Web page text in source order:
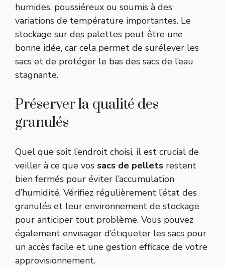
humides, poussiéreux ou soumis à des
variations de température importantes. Le
stockage sur des palettes peut être une
bonne idée, car cela permet de surélever les
sacs et de protéger le bas des sacs de l’eau
stagnante.
Préserver la qualité des
granulés
Quel que soit l’endroit choisi, il est crucial de
veiller à ce que vos sacs de pellets restent
bien fermés pour éviter l’accumulation
d’humidité. Vérifiez régulièrement l’état des
granulés et leur environnement de stockage
pour anticiper tout problème. Vous pouvez
également envisager d’étiqueter les sacs pour
un accès facile et une gestion efficace de votre
approvisionnement.